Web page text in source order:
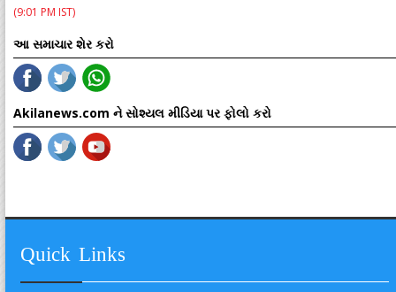
(9:01 PM IST)
આ સમાચાર શેર કરો
Akilanews.com ને સોશ્યલ મીડિયા પર ફોલો કરો
Quick Links